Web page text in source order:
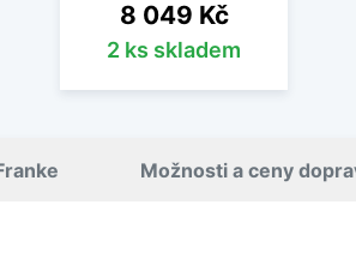
Cena
8 049 Kč
2 ks skladem
Možnosti a ceny